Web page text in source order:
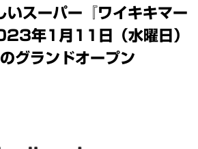
いスーパー『ワイキキマー
年1月11日（水曜日）
グランドオープン